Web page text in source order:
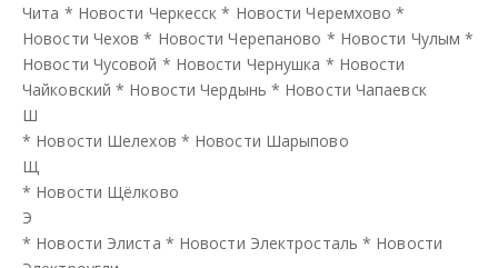
Чита * Новости Черкесск * Новости Черемхово *
Новости Чехов * Новости Черепаново * Новости Чулым *
Новости Чусовой * Новости Чернушка * Новости
Чайковский * Новости Чердынь * Новости Чапаевск
Ш
* Новости Шелехов * Новости Шарыпово
Щ
* Новости Щёлково
Э
* Новости Элиста * Новости Электросталь * Новости